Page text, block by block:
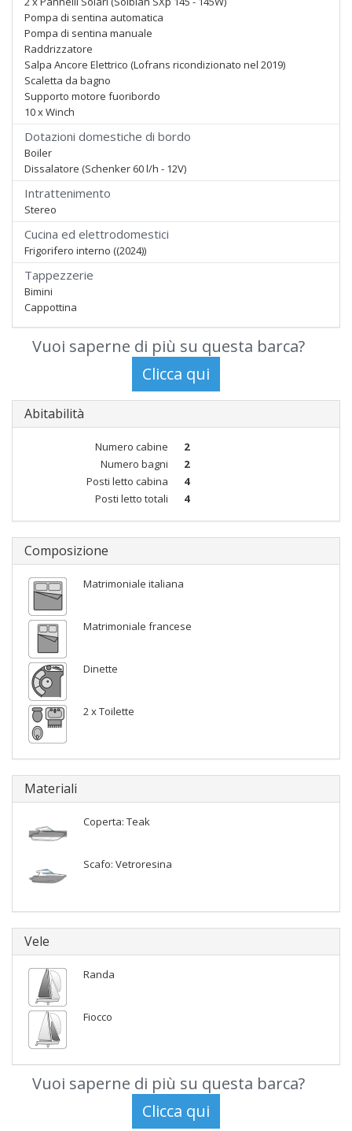
Pompa di sentina automatica
Pompa di sentina manuale
Raddrizzatore
Salpa Ancore Elettrico (Lofrans ricondizionato nel 2019)
Scaletta da bagno
Supporto motore fuoribordo
10 x Winch
Dotazioni domestiche di bordo
Boiler
Dissalatore (Schenker 60 l/h - 12V)
Intrattenimento
Stereo
Cucina ed elettrodomestici
Frigorifero interno ((2024))
Tappezzerie
Bimini
Cappottina
Vuoi saperne di più su questa barca?
Abitabilità
Numero cabine
2
Numero bagni
2
Posti letto cabina
4
Posti letto totali
4
Composizione
Matrimoniale italiana
Matrimoniale francese
Dinette
2 x Toilette
Materiali
Coperta: Teak
Scafo: Vetroresina
Vele
Randa
Fiocco
Vuoi saperne di più su questa barca?